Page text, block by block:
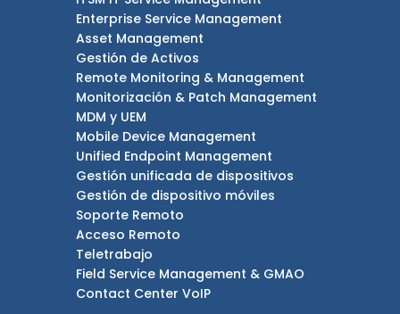
Enterprise Service Management
Asset Management
Gestión de Activos
Remote Monitoring & Management
Monitorización & Patch Management
MDM y UEM
Mobile Device Management
Unified Endpoint Management
Gestión unificada de dispositivos
Gestión de dispositivo móviles
Soporte Remoto
Acceso Remoto
Teletrabajo
Field Service Management & GMAO
Contact Center VoIP